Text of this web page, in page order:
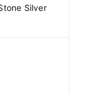
Silver